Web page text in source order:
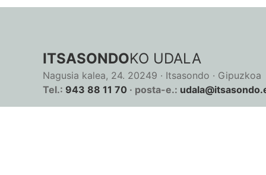
ITSASONDOKO UDALA
Nagusia kalea, 24. 20249 · Itsasondo · Gipuzkoa
Tel.: 943 88 11 70 · posta-e.: